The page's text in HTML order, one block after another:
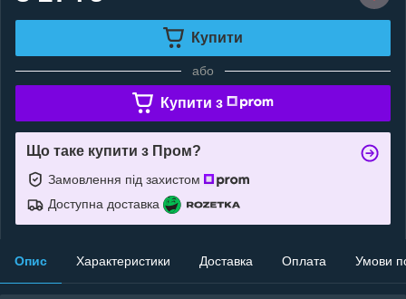
Купити
або
Купити з
Що таке купити з Пром?
Замовлення під захистом
Доступна доставка
Опис Характеристики Доставка Оплата Умови